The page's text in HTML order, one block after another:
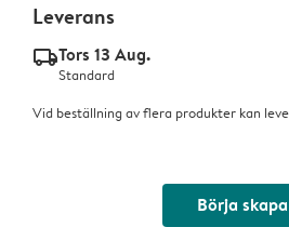
Leverans
delivery_standard_v2Tors 13 Aug.
Standard
Vid beställning av flera produkter kan
Börja skapa